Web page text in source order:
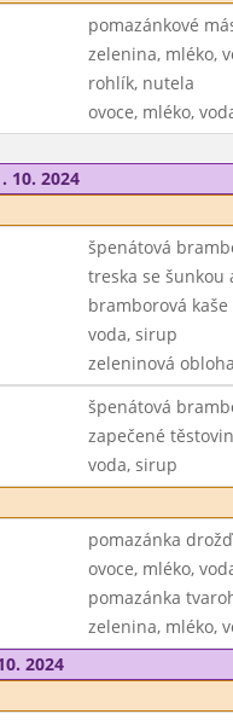
pomazánkové
zelenina, mléko,
rohlík, nutela
ovoce, mléko,
10. 2024
špenátová
treska se šunkou
bramborová kaše
voda, sirup
zeleninová
špenátová
zapečené
voda, sirup
pomazánka
ovoce, mléko,
pomazánka
zelenina, mléko,
2024